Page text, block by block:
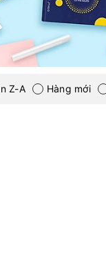
Z-A Hàng mới